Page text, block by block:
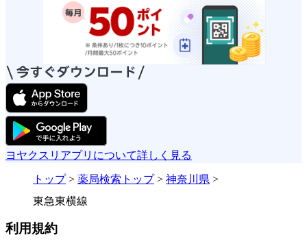
ヨヤクスリアプリについて詳しく見る
トップ> 薬局検索トップ> 神奈川県 >
東急東横線
利用規約